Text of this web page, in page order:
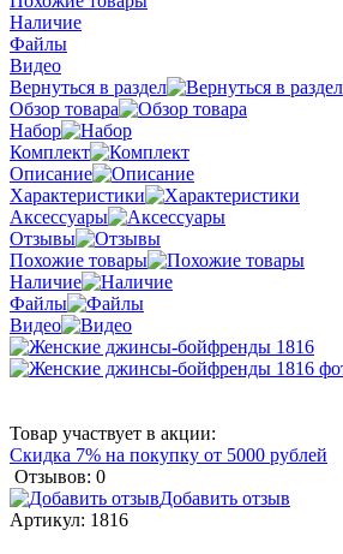
Наличие
Файлы
Видео
Вернуться в раздел
Обзор товара
Набор
Комплект
Описание
Характеристики
Аксессуары
Отзывы
Похожие товары
Наличие
Файлы
Видео
Товар участвует в акции:
Скидка 7% на покупку от 5000 рублей
Отзывов: 0
Добавить отзыв
Артикул: 1816